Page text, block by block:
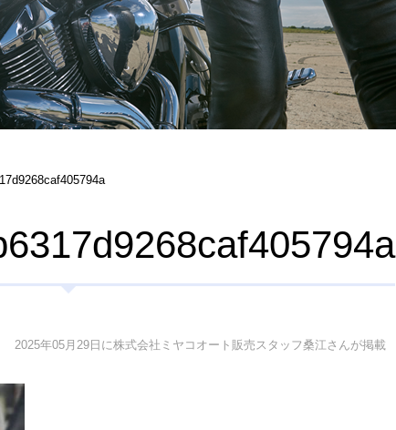
2025年05月29日に株式会社ミヤコオート販売スタッフ桑江さんが掲載